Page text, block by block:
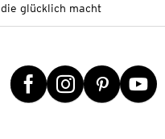
die glücklich macht